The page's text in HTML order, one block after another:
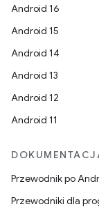
Android 16
Android 15
Android 14
Android 13
Android 12
Android 11
Przewodnik po
Przewodniki dla